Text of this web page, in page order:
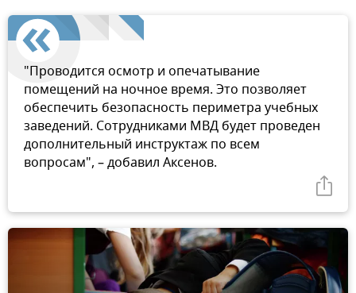
"Проводится осмотр и опечатывание
помещений на ночное время. Это позволяет
обеспечить безопасность периметра учебных
заведений. Сотрудниками МВД будет проведен
дополнительный инструктаж по всем
вопросам", – добавил Аксенов.